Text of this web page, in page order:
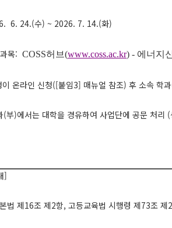
6. 24.(수) ~ 2026. 7. 14.(화)
목: COSS허브(www.coss.ac.kr) - 에너지
온라인 신청([붙임3] 매뉴얼 참조) 후 소속 학
학을 경유하여 사업단에 공문 처리 (생
]
법 제16조 제2항, 고등교육법 시행령 제73조